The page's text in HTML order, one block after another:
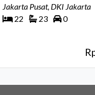
Jakarta Pusat, DKI Jakarta
22
23 0